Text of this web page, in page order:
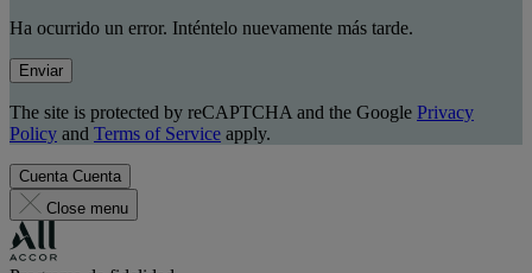
Ha ocurrido un error. Inténtelo nuevamente más tarde.
Enviar
The site is protected by reCAPTCHA and the Google Privacy
Policy and Terms of Service apply.
Cuenta Cuenta
Close menu